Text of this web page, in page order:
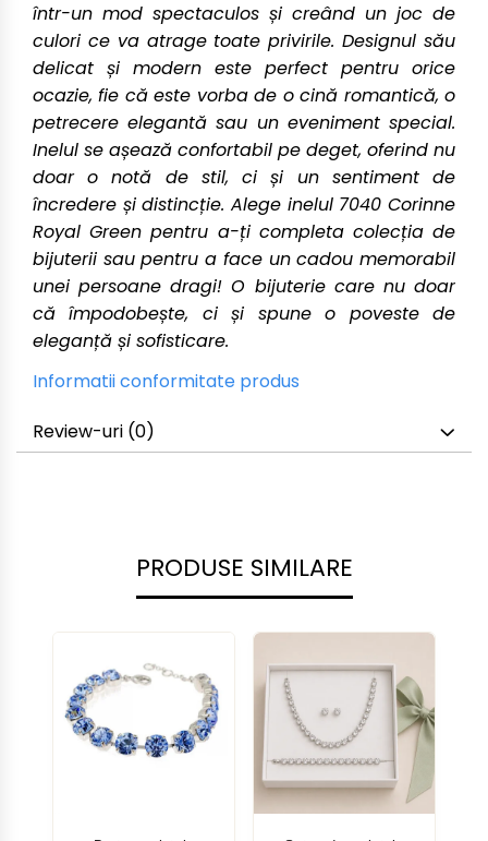
într-un mod spectaculos și creând un joc de
culori ce va atrage toate privirile. Designul său
delicat și modern este perfect pentru orice
ocazie, fie că este vorba de o cină romantică, o
petrecere elegantă sau un eveniment special.
Inelul se așează confortabil pe deget, oferind nu
doar o notă de stil, ci și un sentiment de
încredere și distincție. Alege inelul 7040 Corinne
Royal Green pentru a-ți completa colecția de
bijuterii sau pentru a face un cadou memorabil
unei persoane dragi! O bijuterie care nu doar
că împodobește, ci și spune o poveste de
eleganță și sofisticare.
Informatii conformitate produs
Review-uri (0)
PRODUSE SIMILARE